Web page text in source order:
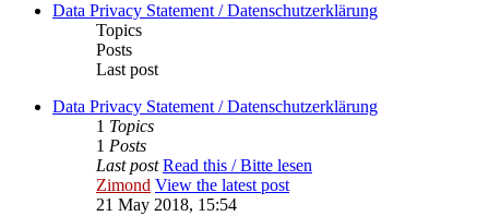
Data Privacy Statement / Datenschutzerklärung
Topics
Posts
Last post
Data Privacy Statement / Datenschutzerklärung
1 Topics
1 Posts
Last post Read this / Bitte lesen
Zimond View the latest post
21 May 2018, 15:54